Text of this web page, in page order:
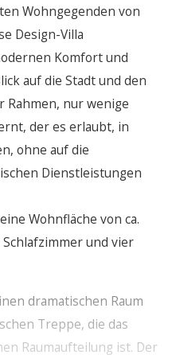
Wohngegenden von
Design-Villa
Komfort und
auf die Stadt und den
Rahmen, nur wenige
der es erlaubt, in
ohne auf die
Dienstleistungen
Wohnfläche von ca.
und vier
dramatischen Raum
Treppe, die das
Raumaufteilung ist. Der